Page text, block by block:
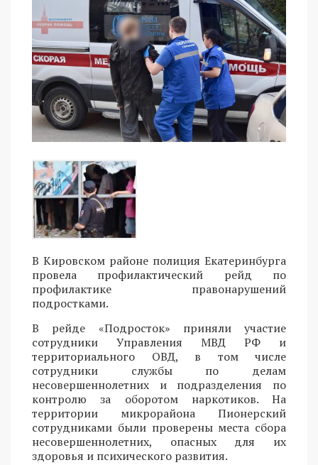
В Кировском районе полиция Екатеринбурга
провела профилактический рейд по
профилактике правонарушений
подростками.
В рейде «Подросток» приняли участие
сотрудники Управления МВД РФ и
территориального ОВД, в том числе
сотрудники службы по делам
несовершеннолетних и подразделения по
контролю за оборотом наркотиков. На
территории микрорайона Пионерский
сотрудниками были проверены места сбора
несовершеннолетних, опасных для их
здоровья и психического развития.